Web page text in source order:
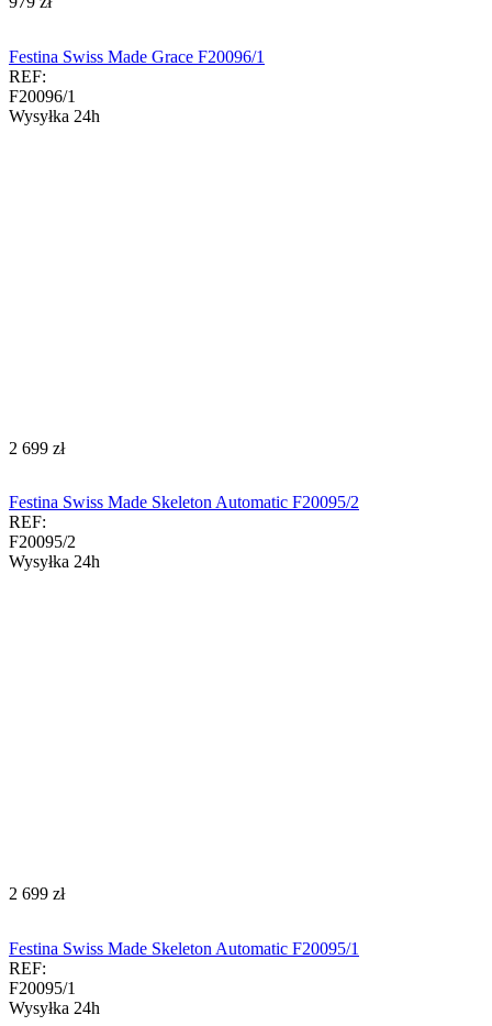
Festina Swiss Made Grace F20096/1
REF:
F20096/1
Wysyłka 24h
‍2 699‍ zł
Festina Swiss Made Skeleton Automatic F20095/2
REF:
F20095/2
Wysyłka 24h
‍2 699‍ zł
Festina Swiss Made Skeleton Automatic F20095/1
REF:
F20095/1
Wysyłka 24h